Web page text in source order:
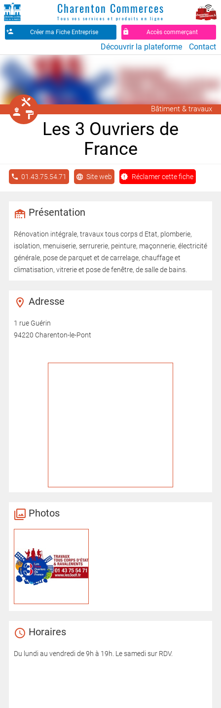
Charenton Commerces
Tous vos services et produits en ligne
Créer ma Fiche Entreprise Accès commerçant
Découvrir la plateforme Contact
󱁤
󰖵 󰉼
Bâtiment & travaux
Les 3 Ouvriers de
France
01.43.75.54.71 Site web Réclamer cette fiche
Présentation
Rénovation intégrale, travaux tous corps d Etat, plomberie,
isolation, menuiserie, serrurerie, peinture, maçonnerie, électricité
générale, pose de parquet et de carrelage, chauffage et
climatisation, vitrerie et pose de fenêtre, de salle de bains.
Horaires
Du lundi au vendredi de 9h à 19h. Le samedi sur RDV.
Adresse
1 rue Guérin
94220 Charenton-le-Pont
Photos